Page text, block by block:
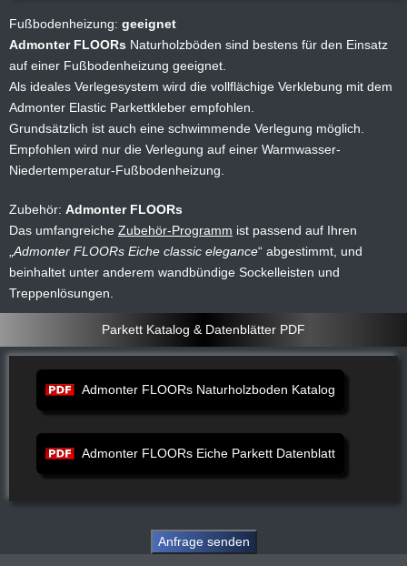
Fußbodenheizung: geeignet
Admonter FLOORs Naturholzböden sind bestens für den Einsatz
auf einer Fußbodenheizung geeignet.
Als ideales Verlegesystem wird die vollflächige Verklebung mit dem
Admonter Elastic Parkettkleber empfohlen.
Grundsätzlich ist auch eine schwimmende Verlegung möglich.
Empfohlen wird nur die Verlegung auf einer Warmwasser-
Niedertemperatur-Fußbodenheizung.
Zubehör: Admonter FLOORs
Das umfangreiche Zubehör-Programm ist passend auf Ihren
Admonter FLOORs Eiche classic elegance abgestimmt, und
beinhaltet unter anderem wandbündige Sockelleisten und
Treppenlösungen.
Parkett Katalog & Datenblätter PDF
Admonter FLOORs Naturholzboden Katalog
Admonter FLOORs Eiche Parkett Datenblatt